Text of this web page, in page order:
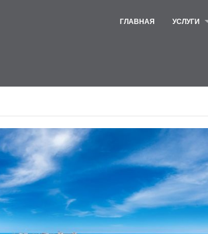
ГЛАВНАЯ УСЛУГИ